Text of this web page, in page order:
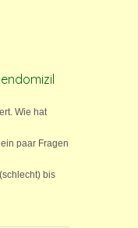
Wie hat
paar Fragen
bis